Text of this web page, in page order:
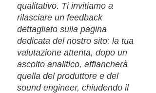
qualitativo. Ti invitiamo a
rilasciare un feedback
dettagliato sulla pagina
dedicata del nostro sito: la tua
valutazione attenta, dopo un
ascolto analitico, affiancherà
quella del produttore e del
sound engineer, chiudendo il